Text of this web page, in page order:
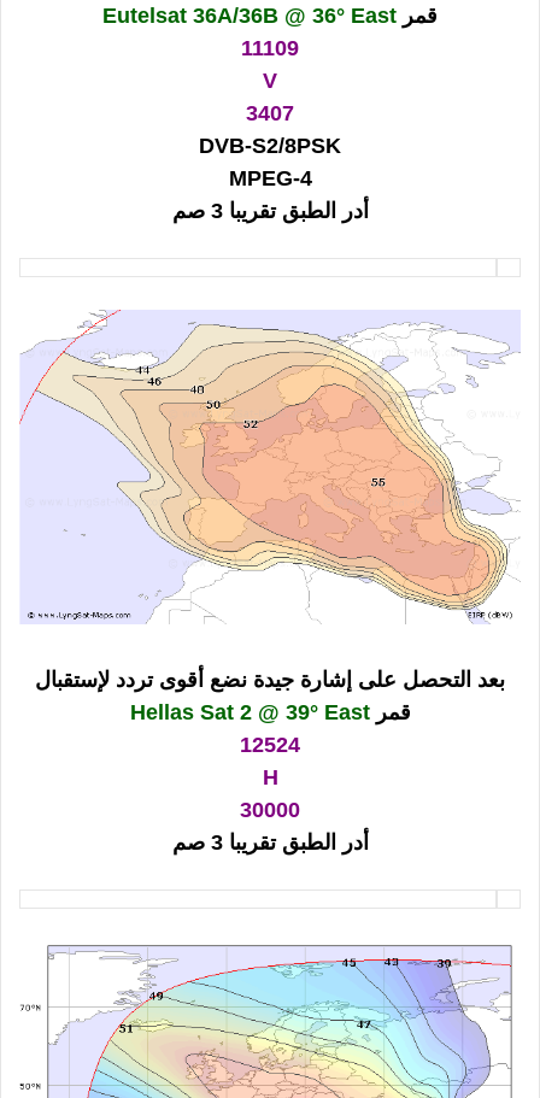
قمر
11109
V
3407
DVB-S2/8PSK
MPEG-4
أدر الطبق تقريبا 3 صم
بعد التحصل على إشارة جيدة نضع أقوى تردد لإستقبال
قمرHellas Sat 2 @ 39° East
12524
H
30000
أدر الطبق تقريبا 3 صم